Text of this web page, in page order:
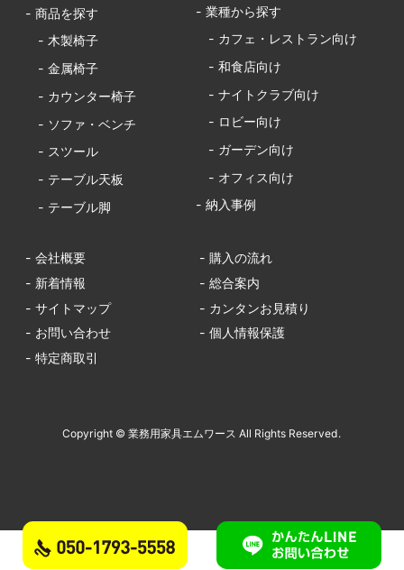
- 商品を探す
- 木製椅子
- 金属椅子
- カウンター椅子
- ソファ・ベンチ
- スツール
- テーブル天板
- テーブル脚
- 業種から探す
- カフェ・レストラン向け
- 和食店向け
- ナイトクラブ向け
- ロビー向け
- ガーデン向け
- オフィス向け
- 納入事例
- 会社概要
- 購入の流れ
- 新着情報
- 総合案内
- サイトマップ
- カンタンお見積り
- お問い合わせ
- 個人情報保護
- 特定商取引
Copyright © 業務用家具エムワース All Rights Reserved.